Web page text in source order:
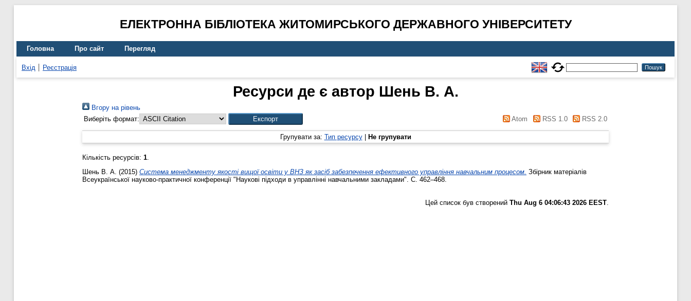
ЕЛЕКТРОННА БІБЛІОТЕКА ЖИТОМИРСЬКОГО ДЕРЖАВНОГО УНІВЕРСИТЕТУ
Головна Про сайт Перегляд
Вхід Реєстрація
Ресурси де є автор Шень В. А.
Вгору на рівень
Виберіть формат:
Atom RSS 1.0 RSS 2.0
Групувати за: Тип ресурсу| Не групувати
Кількість ресурсів: 1.
Шень В. А. (2015) Система менеджменту якості вищої освіти у ВНЗ як засіб забезпечення ефективного управління навчальним процесом. Збірник матеріалів
Всеукраїнської науково-практичної конференції "Наукові підходи в управлінні навчальними закладами". С. 462–468.
Цей список був створений Thu Aug 6 04:06:43 2026 EEST.